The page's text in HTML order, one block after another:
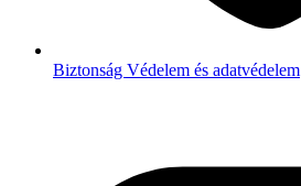
Biztonság Védelem és adatvédelem